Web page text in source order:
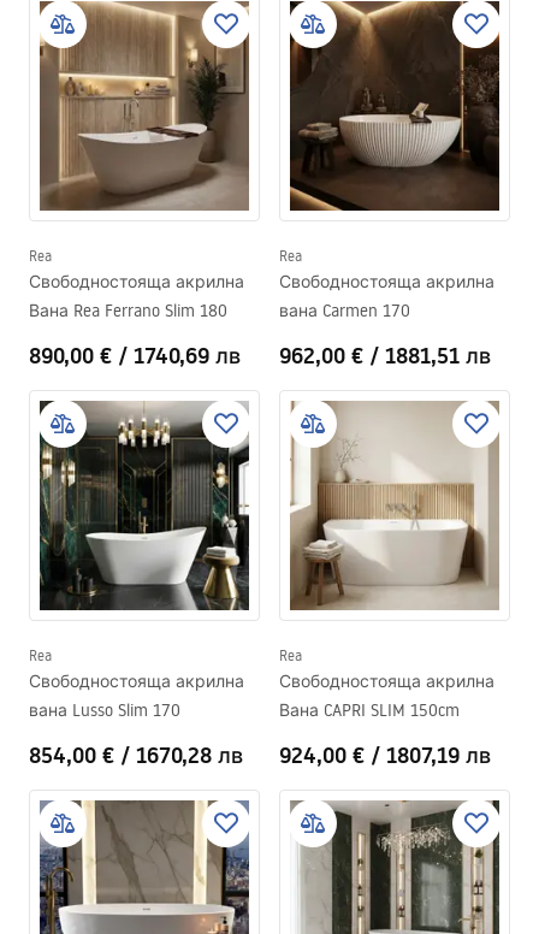
Rea
Свободностояща акрилна
Вана Rea Ferrano Slim 180
890,00 € / 1740,69 лв
Rea
Свободностояща акрилна
вана Carmen 170
962,00 € / 1881,51 лв
Rea
Свободностояща акрилна
вана Lusso Slim 170
854,00 € / 1670,28 лв
Rea
Свободностояща акрилна
Вана CAPRI SLIM 150cm
924,00 € / 1807,19 лв